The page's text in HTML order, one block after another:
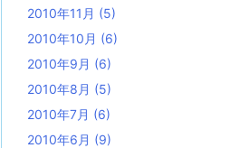
2010年11月 (5)
2010年10月 (6)
2010年9月 (6)
2010年8月 (5)
2010年7月 (6)
2010年6月 (9)